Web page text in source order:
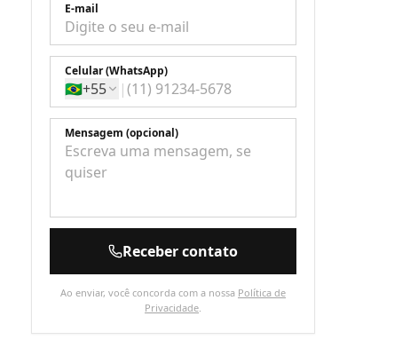
E-mail
Celular (WhatsApp)
🇧🇷+55 |
Mensagem (opcional)
Receber contato
Ao enviar, você concorda com a nossa Política de
Privacidade.